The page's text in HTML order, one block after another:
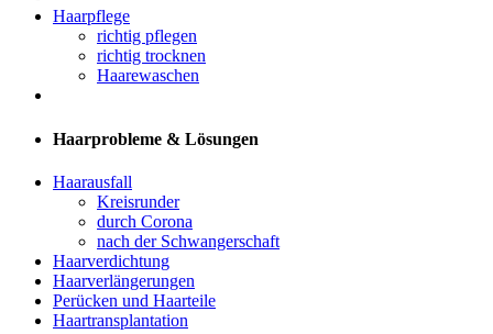
Haarpflege
richtig pflegen
richtig trocknen
Haarewaschen
Haarprobleme & Lösungen
Haarausfall
Kreisrunder
durch Corona
nach der Schwangerschaft
Haarverdichtung
Haarverlängerungen
Perücken und Haarteile
Haartransplantation